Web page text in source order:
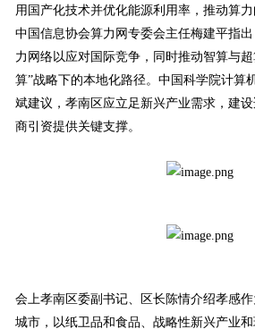
用国产化技术并优化能源利用率，推动算力
中国信息协会算力网专委会主任梅建平指
力网络以应对国际竞争，同时推动智算与
算”战略下的本地化路径。中国科学院计算
斌建议，孝南区应立足新兴产业需求，建
商引资提供关键支撑。
会上孝南区委副书记、区长陈情介绍孝感
城市，以纸卫品和食品、战略性新兴产业